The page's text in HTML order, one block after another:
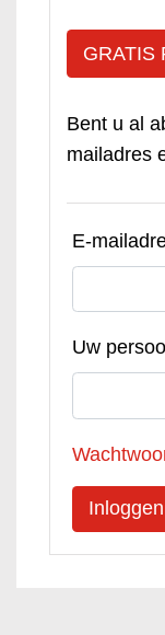
GRATIS
Bent u al
mailadres
E-
Uw